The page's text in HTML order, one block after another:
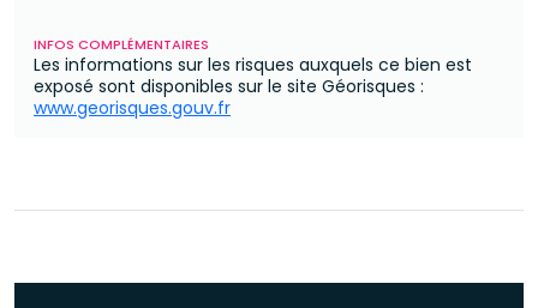
INFOS COMPLÉMENTAIRES
Les informations sur les risques auxquels ce bien est
exposé sont disponibles sur le site Géorisques :
www.georisques.gouv.fr